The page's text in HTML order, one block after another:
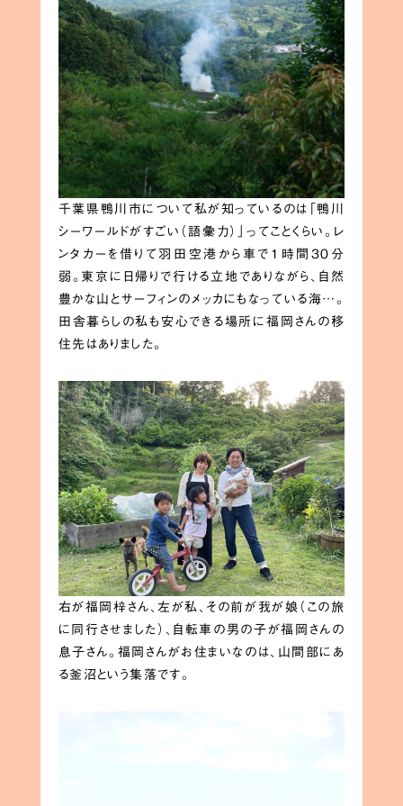
千葉県鴨川市について私が知っているのは「鴨川
シーワールドがすごい（語彙力）」ってことくらい。レ
ンタカーを借りて羽田空港から車で1時間30分
弱。東京に日帰りで行ける立地でありながら、自然
豊かな山とサーフィンのメッカにもなっている海…。
田舎暮らしの私も安心できる場所に福岡さんの移
住先はありました。
右が福岡梓さん、左が私、その前が我が娘（この旅
に同行させました）、自転車の男の子が福岡さんの
息子さん。福岡さんがお住まいなのは、山間部にあ
る釜沼という集落です。